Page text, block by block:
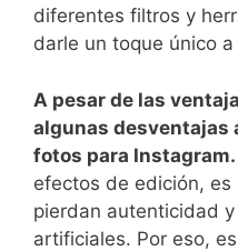
diferentes filtros y⁤
darle ⁢un toque único
A pesar de las‍
‍algunas desventajas
fotos para Instagram.
efectos de edición,
pierdan autenticidad
⁢artificiales. Por eso,